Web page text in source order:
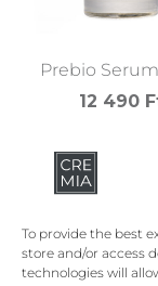
To provide the best
store and/or access
technologies will
Prebio
12 490
Kosárba